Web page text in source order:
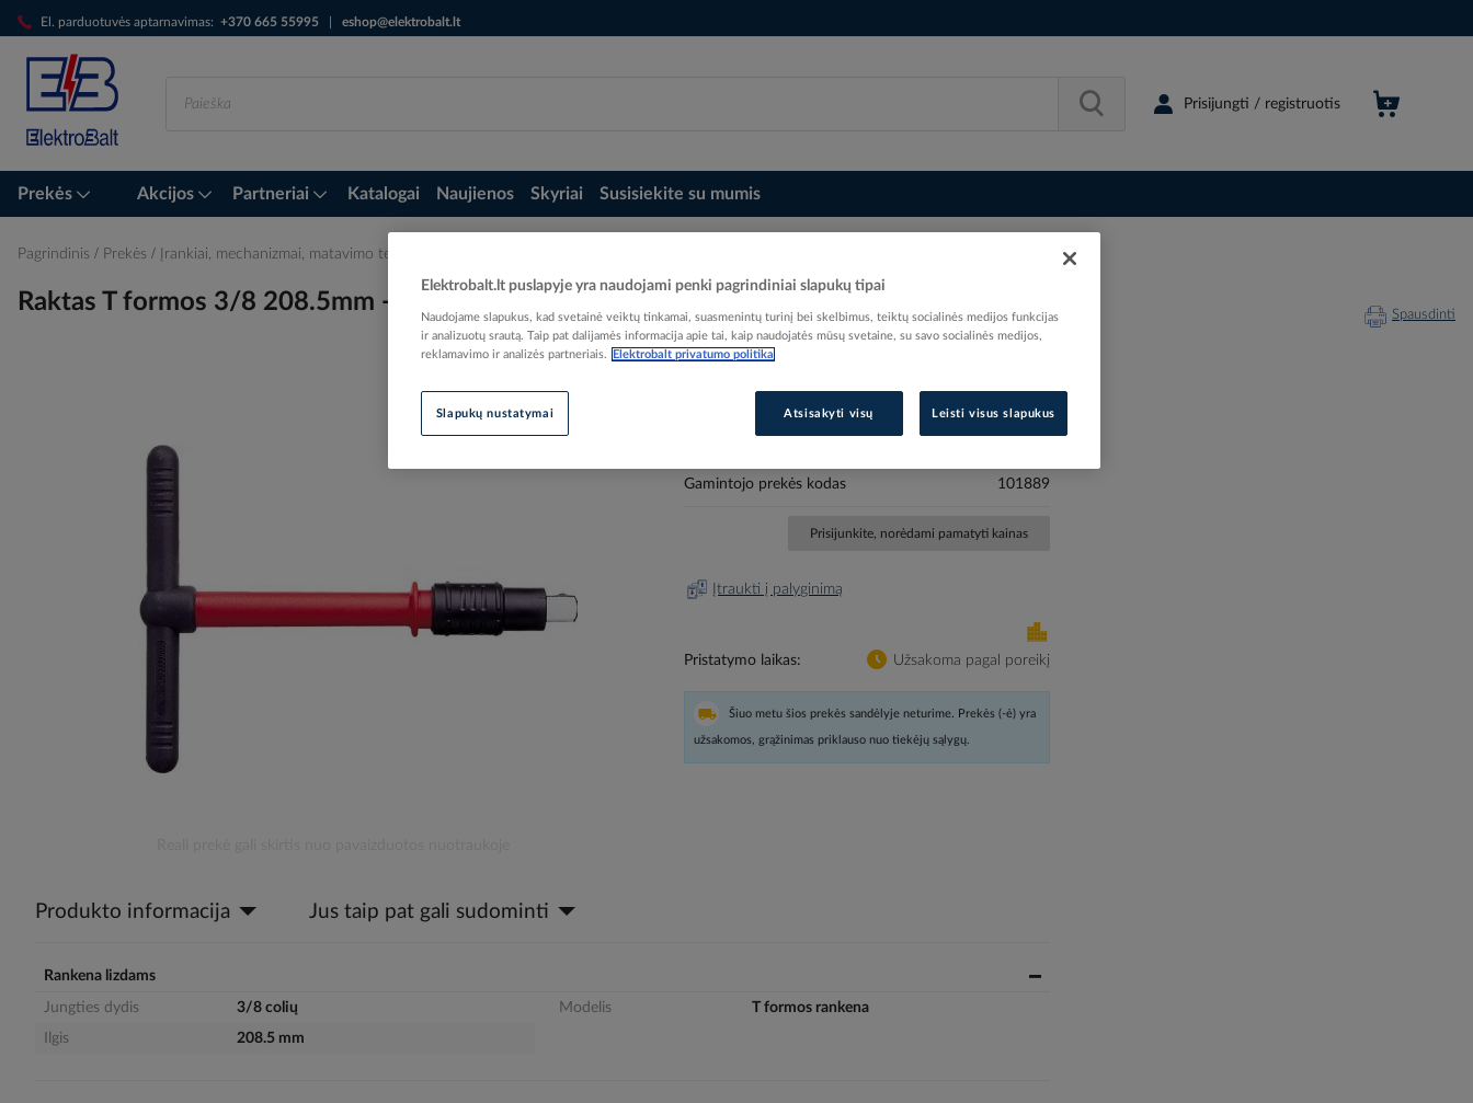
El. parduotuvės aptarnavimas: +370 665 55995 eshop@elektrobalt.lt
Skip
to
Content
Prisijungti / registruotis
Prekės Akcijos Partneriai Katalogai Naujienos Skyriai Susisiekite su mumis
Pagrindinis Prekės Įrankiai, mechanizmai, matavimo technika
Raktas T formos 3/8 208.5mm - INTERCABLE Spausdinti
beginning
images
gallery
Elektrobalt prekės kodas
203594
Gamintojo prekės kodas
101889
Prisijunkite, norėdami pamatyti kainas
Įtraukti į palyginimą
Pristatymo laikas Užsakoma pagal poreikį
Šiuo metu šios prekės sandėlyje neturime. Prekės (-ė) yra
užsakomos, grąžinimas priklauso nuo tiekėjų sąlygų.
Produkto informacija Jus taip pat gali sudominti
Rankena lizdams
Jungties dydis
3/8 colių
Ilgis
208.5 mm
Modelis T formos rankena
Elektrobalt.lt puslapyje yra naudojami penki pagrindiniai slapukų tipai
Naudojame slapukus, kad svetainė veiktų tinkamai, suasmenintų turinį bei skelbimus, teiktų socialinės medijos funkcijas
ir analizuotų srautą. Taip pat dalijamės informacija apie tai, kaip naudojatės mūsų svetaine, su savo socialinės medijos,
reklamavimo ir analizės partneriais.
Elektrobalt privatumo politika
Slapukų nustatymai Atsisakyti visų Leisti visus slapukus